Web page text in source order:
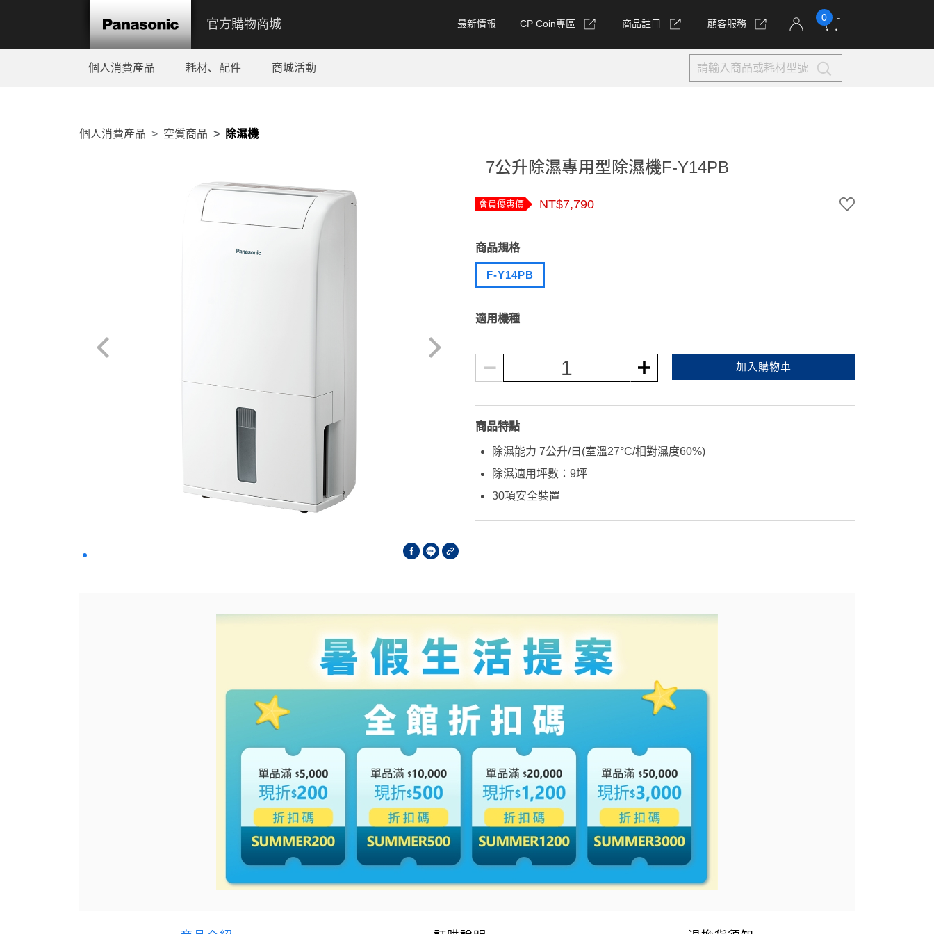
官方購物商城 最新情報 CP Coin專區 商品註冊 顧客服務
0
個人消費產品 耗材、配件 商城活動
個人消費產品 空質商品 除濕機
7公升除濕專用型除濕機F-Y14PB
會員優惠價 NT$7,790
商品規格
F-Y14PB
適用機種
1 加入購物車
商品特點
除濕能力 7公升/日(室溫27°C/相對濕度60%)
除濕適用坪數：9坪
30項安全裝置